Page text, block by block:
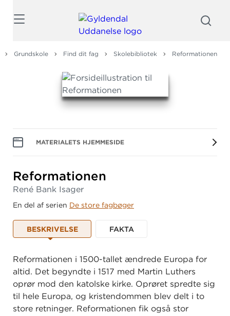
Grundskole Find dit fag Skolebibliotek Reformationen
MATERIALETS HJEMMESIDE
Reformationen
René Bank Isager
En del af serien De store fagbøger
BESKRIVELSE FAKTA
Reformationen i 1500-tallet ændrede Europa for
altid. Det begyndte i 1517 med Martin Luthers
oprør mod den katolske kirke. Oprøret spredte sig
til hele Europa, og kristendommen blev delt i to
store retninger. Reformationen fik også stor